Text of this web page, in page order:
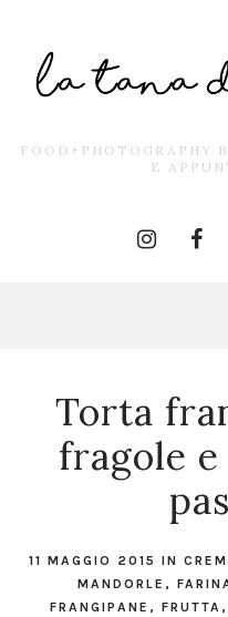
FOOD+PHOTOGRAPHY
E
Torta
fragole
11 MAGGIO 2015 IN
MANDORLE ,
FRANGIPANE ,FRUTTA